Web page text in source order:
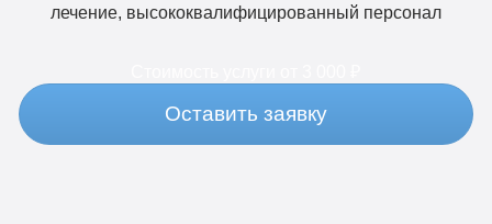
лечение, высококвалифицированный персонал
Оставить заявку